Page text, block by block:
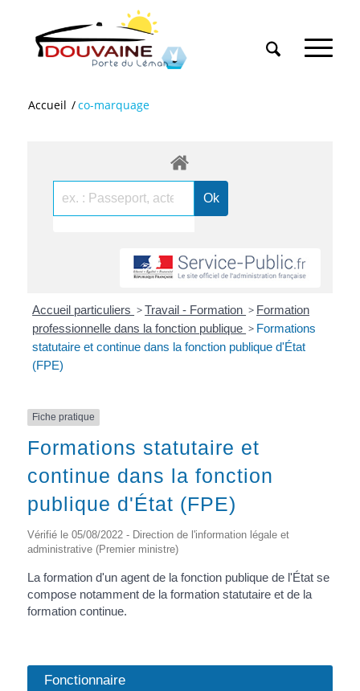
Accueil /co-marquage
Accueil particuliers >Travail - Formation > Formation
professionnelle dans la fonction publique > Formations
statutaire et continue dans la fonction publique d'État
(FPE)
Fiche pratique
Formations statutaire et
continue dans la fonction
publique d'État (FPE)
Vérifié le 05/08/2022 - Direction de l'information légale et
administrative (Premier ministre)
La formation d'un agent de la fonction publique de l'État se
compose notamment de la formation statutaire et de la
formation continue.
Fonctionnaire